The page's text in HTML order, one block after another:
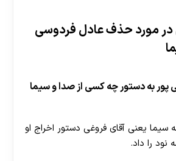
در مورد حذف عادل فردوسی
پور به دستور چه کسی از صدا و سیما
سیما یعنی آقای فروغی دستور اخراج او
نود را داد.